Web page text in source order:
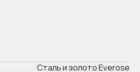
Сталь и золото Everose